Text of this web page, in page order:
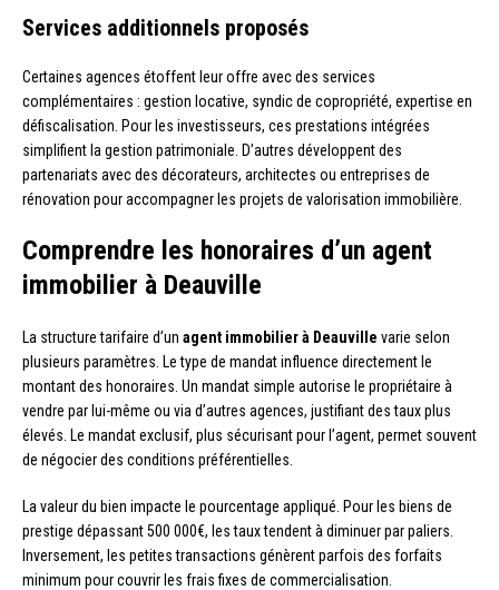
Services additionnels proposés
Certaines agences étoffent leur offre avec des services
complémentaires : gestion locative, syndic de copropriété, expertise en
défiscalisation. Pour les investisseurs, ces prestations intégrées
simplifient la gestion patrimoniale. D’autres développent des
partenariats avec des décorateurs, architectes ou entreprises de
rénovation pour accompagner les projets de valorisation immobilière.
Comprendre les honoraires d’un agent
immobilier à Deauville
La structure tarifaire d’un agent immobilier à Deauville varie selon
plusieurs paramètres. Le type de mandat influence directement le
montant des honoraires. Un mandat simple autorise le propriétaire à
vendre par lui-même ou via d’autres agences, justifiant des taux plus
élevés. Le mandat exclusif, plus sécurisant pour l’agent, permet souvent
de négocier des conditions préférentielles.
La valeur du bien impacte le pourcentage appliqué. Pour les biens de
prestige dépassant 500 000€, les taux tendent à diminuer par paliers.
Inversement, les petites transactions génèrent parfois des forfaits
minimum pour couvrir les frais fixes de commercialisation.